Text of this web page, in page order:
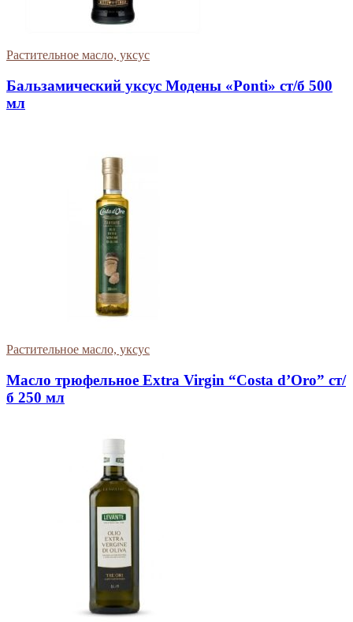
Растительное масло, уксус
Бальзамический уксус Модены «Ponti» ст/б 500
мл
Растительное масло, уксус
Масло трюфельное Extra Virgin “Costa d’Oro” ст/
б 250 мл